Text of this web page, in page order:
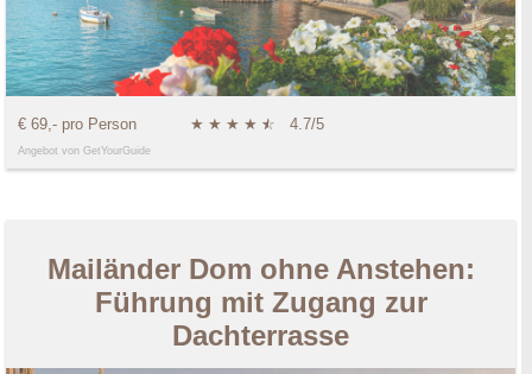
€ 69,- pro Person ★ ★ ★ ★ ★
☆ 4.7/5
Angebot von GetYourGuide
Mailänder Dom ohne Anstehen:
Führung mit Zugang zur
Dachterrasse